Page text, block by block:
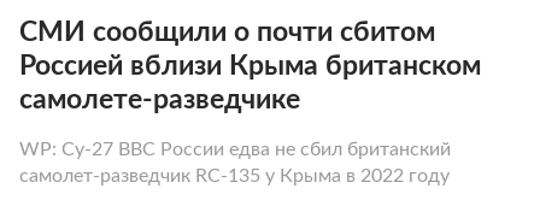
СМИ сообщили о почти сбитом
Россией вблизи Крыма британском
самолете-разведчике
WP: Су-27 ВВС России едва не сбил британский
самолет-разведчик RC-135 у Крыма в 2022 году